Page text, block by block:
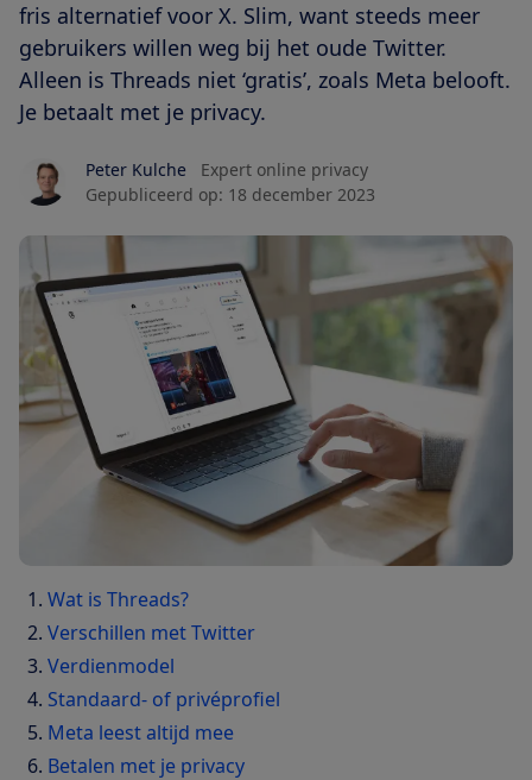
fris alternatief voor X. Slim, want steeds meer
gebruikers willen weg bij het oude Twitter.
Alleen is Threads niet ‘gratis’, zoals Meta belooft.
Je betaalt met je privacy.
Peter Kulche
Expert online privacy
Gepubliceerd op: 18 december 2023
Wat is Threads?
Verschillen met Twitter
Verdienmodel
Standaard- of privéprofiel
Meta leest altijd mee
Betalen met je privacy